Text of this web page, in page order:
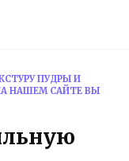
ПУДРЫ И
НАШЕМ САЙТЕ ВЫ